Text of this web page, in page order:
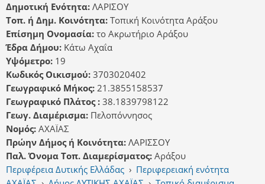
Δημοτική Ενότητα: ΛΑΡΙΣΟΥ
Τοπ. ή Δημ. Κοινότητα: Τοπική Κοινότητα Αράξου
Επίσημη Ονομασία: το Ακρωτήριο Αράξου
Έδρα Δήμου: Κάτω Αχαΐα
Υψόμετρο: 19
Κωδικός Οικισμού: 3703020402
Γεωγραφικό Μήκος: 21.3855158537
Γεωγραφικό Πλάτος : 38.1839798122
Γεωγ. Διαμέρισμα: Πελοπόννησος
Νομός: ΑΧΑΪΑΣ
Πρώην Δήμος ή Κοινότητα: ΛΑΡΙΣΣΟΥ
Παλ. Όνομα Τοπ. Διαμερίσματος: Αράξου
Περιφέρεια Δυτικής Ελλάδας › Περιφερειακή ενότητα